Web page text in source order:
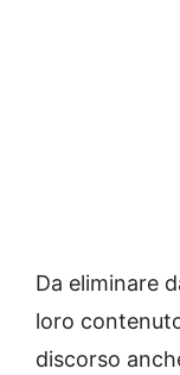
Da eliminare
loro
discorso